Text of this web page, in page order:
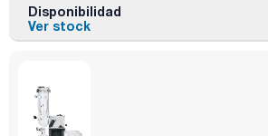
Disponibilidad
Ver stock